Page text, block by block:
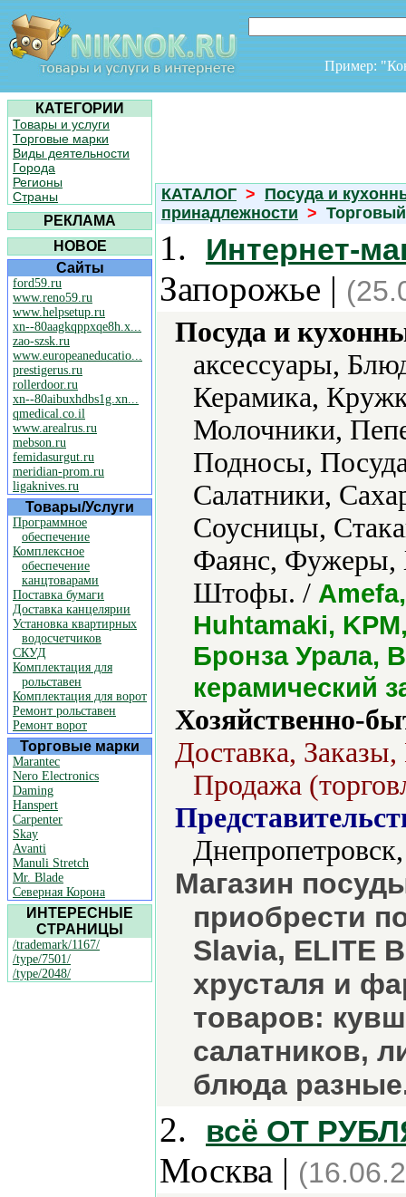
Пример:
КАТЕГОРИИ
Товары и услуги
Торговые марки
Виды деятельности
Города
Регионы
Страны
РЕКЛАМА
НОВОЕ
Сайты
ford59.ru
www.reno59.ru
www.helpsetup.ru
xn--80aagkqppxqe8h.x...
zao-szsk.ru
www.europeaneducatio...
prestigerus.ru
rollerdoor.ru
xn--80aibuxhdbs1g.xn...
qmedical.co.il
www.arealrus.ru
mebson.ru
femidasurgut.ru
meridian-prom.ru
ligaknives.ru
Товары/Услуги
Программное
обеспечение
Комплексное
обеспечение
канцтоварами
Поставка бумаги
Доставка канцелярии
Установка квартирных
водосчетчиков
СКУД
Комплектация для
рольставен
Комплектация для ворот
Ремонт рольставен
Ремонт ворот
Торговые марки
Marantec
Nero Electronics
Daming
Hanspert
Carpenter
Skay
Avanti
Manuli Stretch
Mr. Blade
Северная Корона
ИНТЕРЕСНЫЕ
СТРАНИЦЫ
/trademark/1167/
/type/7501/
/type/2048/
КАТАЛОГ > Посуда и
принадлежности >
1. Интернет-
Запорожье |
Посуда и
аксессуары,
Керамика,
Молочники,
Подносы,
Салатники,
Соусницы,
Фаянс, Фужеры,
Штофы. /
Huhtamaki,
Бронза Урала,
керамический
Хозяйственно-
Доставка,
Продажа
Магазин
приобрести
Slavia, ELITE
хрусталя и
товаров:
салатников,
блюда
2. всё ОТ
Москва |